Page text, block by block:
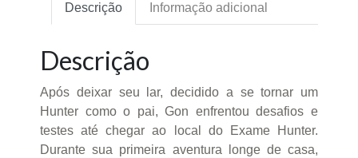
Descrição Informação adicional
Descrição
Após deixar seu lar, decidido a se tornar um
Hunter como o pai, Gon enfrentou desafios e
testes até chegar ao local do Exame Hunter.
Durante sua primeira aventura longe de casa,